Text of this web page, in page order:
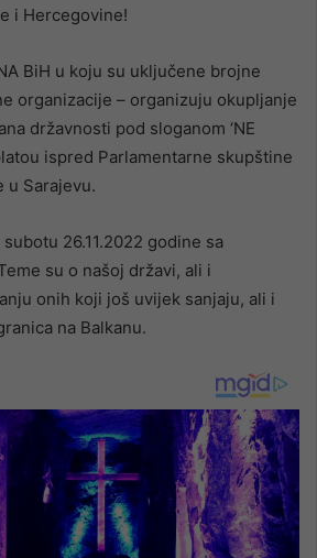
i Hercegovine!
BiH u koju su uključene brojne
organizacije – organizuju okupljanje
državnosti pod sloganom ‘NE
ispred Parlamentarne skupštine
u Sarajevu.
26.11.2022 godine sa
su o našoj državi, ali i
onih koji još uvijek sanjaju, ali i
na Balkanu.